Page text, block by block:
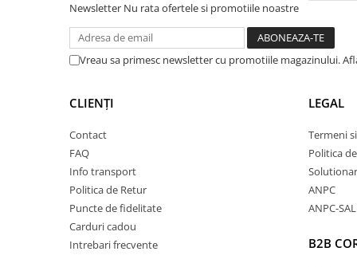
Newsletter Nu rata ofertele si promotiile noastre
Vreau sa primesc newsletter cu promotiile magazinului.
CLIENȚI
Contact
FAQ
Info transport
Politica de Retur
Puncte de fidelitate
Carduri cadou
Intrebari frecvente
LEGAL
Termeni
Politica
ANPC
ANPC-SAL
B2B